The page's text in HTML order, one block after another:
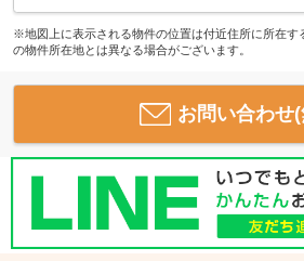
※地図上に表示される物件の位置は付近住所に所在す
の物件所在地とは異なる場合がございます。
お問い合わせ